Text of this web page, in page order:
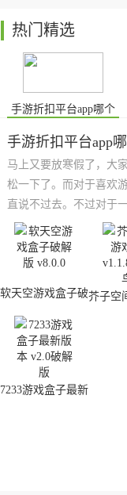
热门精选
手游折扣平台app哪个
手游折扣平台app
马上又要放寒假了，大
松一下了。而对于喜欢
直说不过去。不过对于
才能获得极高的战斗力
这里有着超多的福利等
取免费皮肤，赶紧试试
软天空游戏盒子破芥子空
7233游戏盒子最新